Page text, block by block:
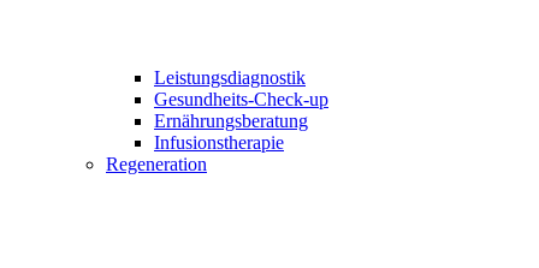
Leistungsdiagnostik
Gesundheits-Check-up
Ernährungsberatung
Infusionstherapie
Regeneration